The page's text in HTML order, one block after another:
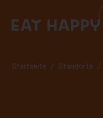
MAIN
Startseite / Standorte /